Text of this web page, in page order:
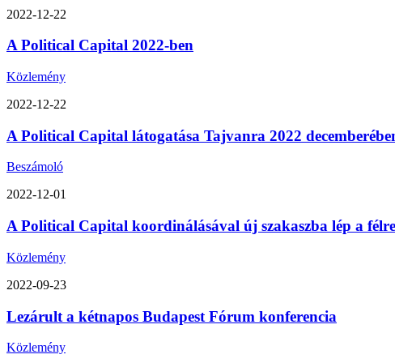
2022-12-22
A Political Capital 2022-ben
Közlemény
2022-12-22
A Political Capital látogatása Tajvanra 2022
Beszámoló
2022-12-01
A Political Capital koordinálásával új szakaszba lép a
Közlemény
2022-09-23
Lezárult a kétnapos Budapest Fórum konferencia
Közlemény